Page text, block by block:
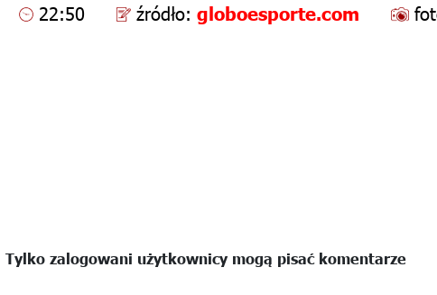
22:50 źródło: globoesporte.com
Tylko zalogowani użytkownicy mogą pisać komentarze